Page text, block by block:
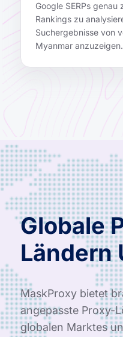
Google SERPs
Rankings zu
Suchergebnisse von
Myanmar anzuzeigen.
Globale
Ländern
MaskProxy bietet
angepasste Proxy-
globalen Marktes